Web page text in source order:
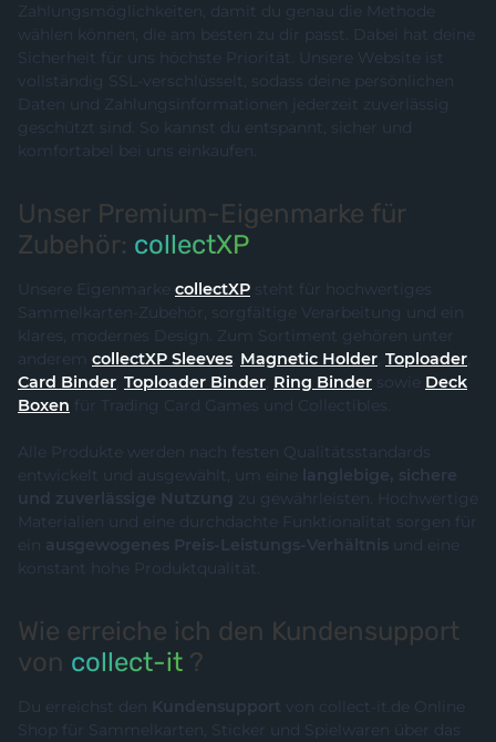
Zahlungsmöglichkeiten, damit du genau die Methode
wählen können, die am besten zu dir passt. Dabei hat deine
Sicherheit für uns höchste Priorität. Unsere Website ist
vollständig SSL-verschlüsselt, sodass deine persönlichen
Daten und Zahlungsinformationen jederzeit zuverlässig
geschützt sind. So kannst du entspannt, sicher und
komfortabel bei uns einkaufen.
Unser Premium-Eigenmarke für
Zubehör: collectXP
Unsere Eigenmarke collectXP steht für hochwertiges
Sammelkarten-Zubehör, sorgfältige Verarbeitung und ein
klares, modernes Design. Zum Sortiment gehören unter
anderem collectXP Sleeves, Magnetic Holder, Toploader,
Card Binder, Toploader Binder, Ring Binder sowie Deck
Boxen für Trading Card Games und Collectibles.
Alle Produkte werden nach festen Qualitätsstandards
entwickelt und ausgewählt, um eine langlebige, sichere
und zuverlässige Nutzung zu gewährleisten. Hochwertige
Materialien und eine durchdachte Funktionalität sorgen für
ein ausgewogenes Preis-Leistungs-Verhältnis und eine
konstant hohe Produktqualität.
Wie erreiche ich den Kundensupport
von collect-it ?
Du erreichst den Kundensupport von collect-it.de Online
Shop für Sammelkarten, Sticker und Spielwaren über das